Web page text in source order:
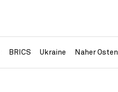
BRICS Ukraine Naher Osten